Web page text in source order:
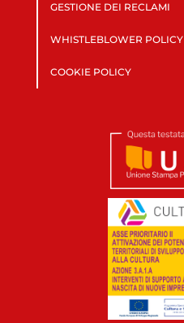
GESTIONE DEI RECLAMI
WHISTLEBLOWER POLICY
COOKIE POLICY